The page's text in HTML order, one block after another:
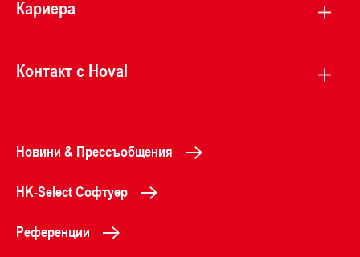
Кариера
Контакт с Hoval
Новини & Прессъобщения
HK-Select Софтуер
Референции